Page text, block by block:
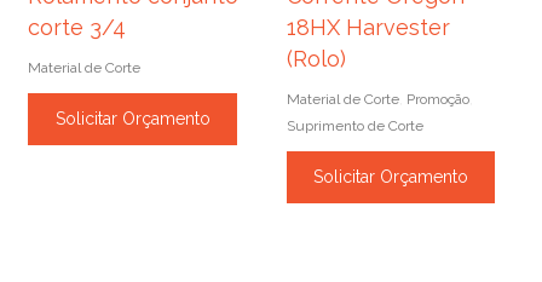
corte 3/4
Material de Corte
Solicitar Orçamento
18HX Harvester
(Rolo)
Material de Corte, Promoção,
Suprimento de Corte
Solicitar Orçamento